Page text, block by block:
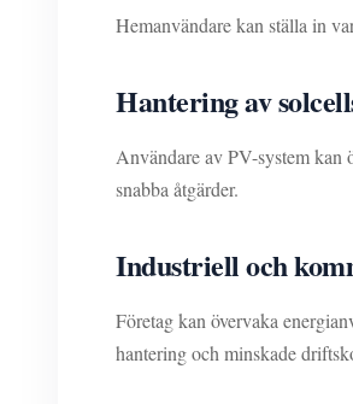
Hemanvändare kan ställa in
Hantering av
Användare av PV-system
snabba åtgärder.
Industriell och
Företag kan övervaka
hantering och minskade